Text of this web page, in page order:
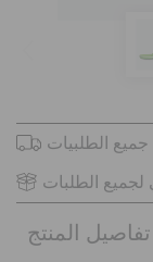
لجميع الطلبات
تفاصيل المنتج